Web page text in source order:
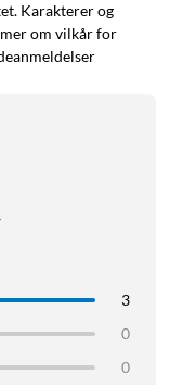
Karakterer og
mer om vilkår for
3
0
0